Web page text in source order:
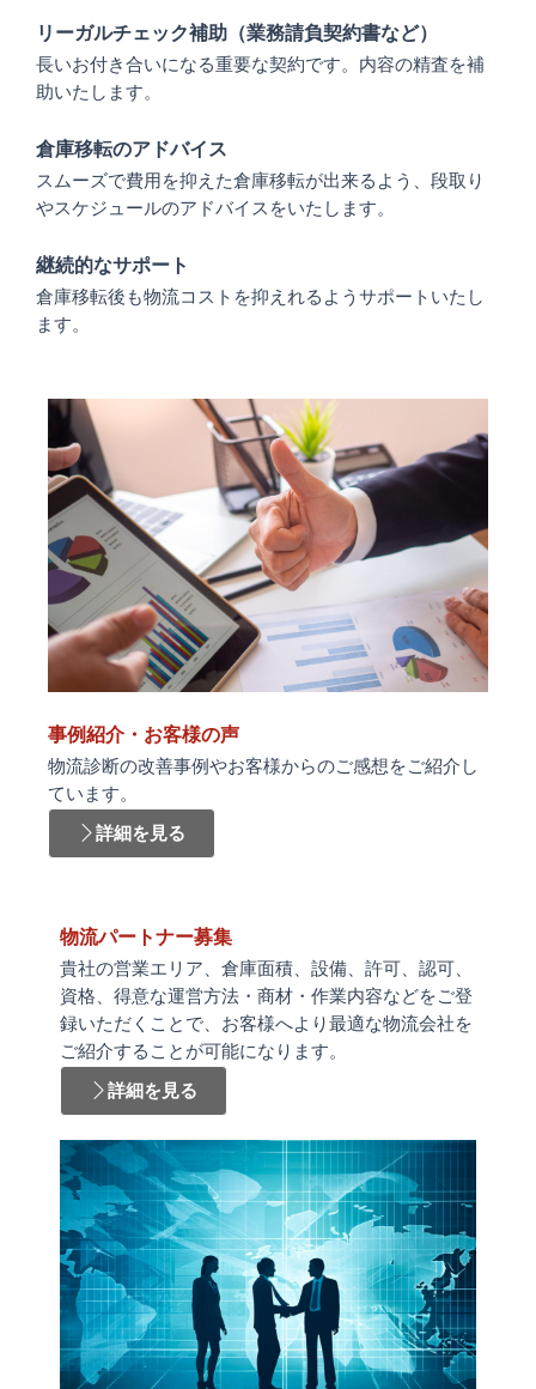
リーガルチェック補助（業務請負契約書など）
⻑いお付き合いになる重要な契約です。内容の精査を補
助いたします。
倉庫移転のアドバイス
スムーズで費⽤を抑えた倉庫移転が出来るよう、段取り
やスケジュールのアドバイスをいたします。
継続的なサポート
倉庫移転後も物流コストを抑えれるようサポートいたし
ます。
事例紹介・お客様の声
物流診断の改善事例やお客様からのご感想をご紹介し
ています。
詳細を見る
物流パートナー募集
貴社の営業エリア、倉庫面積、設備、許可、認可、
資格、得意な運営方法・商材・作業内容などをご登
録いただくことで、お客様へより最適な物流会社を
ご紹介することが可能になります。
詳細を見る